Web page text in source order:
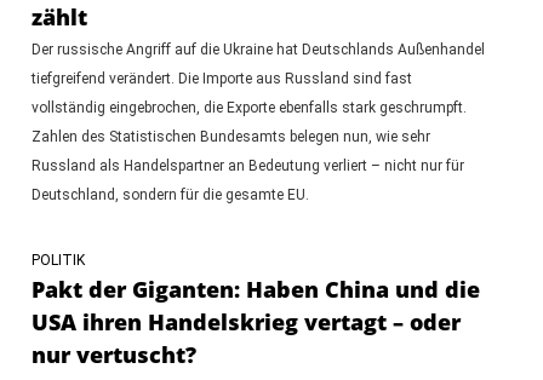
zählt
Der russische Angriff auf die Ukraine hat Deutschlands Außenhandel
tiefgreifend verändert. Die Importe aus Russland sind fast
vollständig eingebrochen, die Exporte ebenfalls stark geschrumpft.
Zahlen des Statistischen Bundesamts belegen nun, wie sehr
Russland als Handelspartner an Bedeutung verliert – nicht nur für
Deutschland, sondern für die gesamte EU.
POLITIK
Pakt der Giganten: Haben China und die
USA ihren Handelskrieg vertagt – oder
nur vertuscht?